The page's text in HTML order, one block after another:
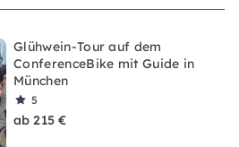
Glühwein-Tour auf dem
ConferenceBike mit Guide in
München
5
ab 215 €